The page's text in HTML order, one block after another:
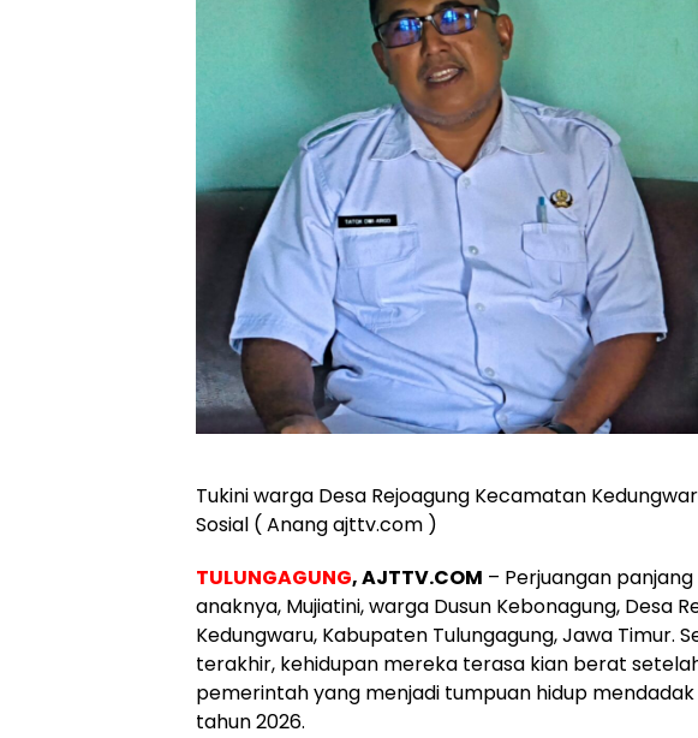
Tukini warga Desa Rejoagung Kecamatan
Sosial ( Anang ajttv.com )
TULUNGAGUNG, AJTTV.COM – Perjuangan
anaknya, Mujiatini, warga Dusun Kebonagung, Desa
Kedungwaru, Kabupaten Tulungagung, Jawa Timur.
terakhir, kehidupan mereka terasa kian berat
pemerintah yang menjadi tumpuan hidup
tahun 2026.